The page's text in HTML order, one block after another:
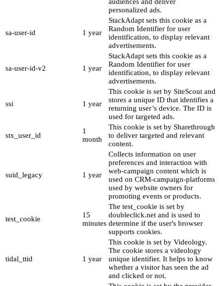
personalized ads.
sa-user-id 1 year
StackAdapt sets this cookie as a
Random Identifier for user
identification, to display relevant
advertisements.
sa-user-id-v2 1 year
StackAdapt sets this cookie as a
Random Identifier for user
identification, to display relevant
advertisements.
ssi 1 year
This cookie is set by SiteScout and
stores a unique ID that identifies a
returning user’s device. The ID is
used for targeted ads.
stx_user_id
1
month
This cookie is set by Sharethrough
to deliver targeted and relevant
content.
suid_legacy 1 year
Collects information on user
preferences and interaction with
web-campaign content which is
used on CRM-campaign-platforms
used by website owners for
promoting events or products.
test_cookie
15
minutes
The test_cookie is set by
doubleclick.net and is used to
determine if the user's browser
supports cookies.
tidal_ttid 1 year
This cookie is set by Videology.
The cookie stores a videology
unique identifier. It helps to know
whether a visitor has seen the ad
and clicked or not.